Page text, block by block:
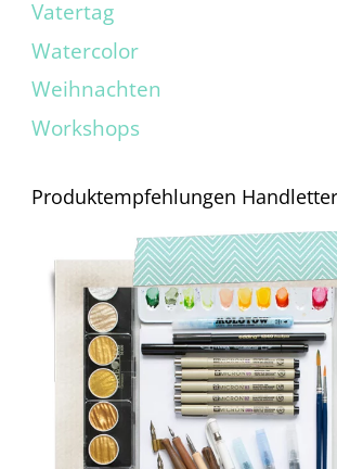
Vatertag
Watercolor
Weihnachten
Workshops
Produktempfehlungen